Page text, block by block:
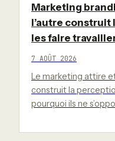
Marketing
l’autre
les faire
7 AOÛT 2026
Le marketing attire
construit la
pourquoi ils ne